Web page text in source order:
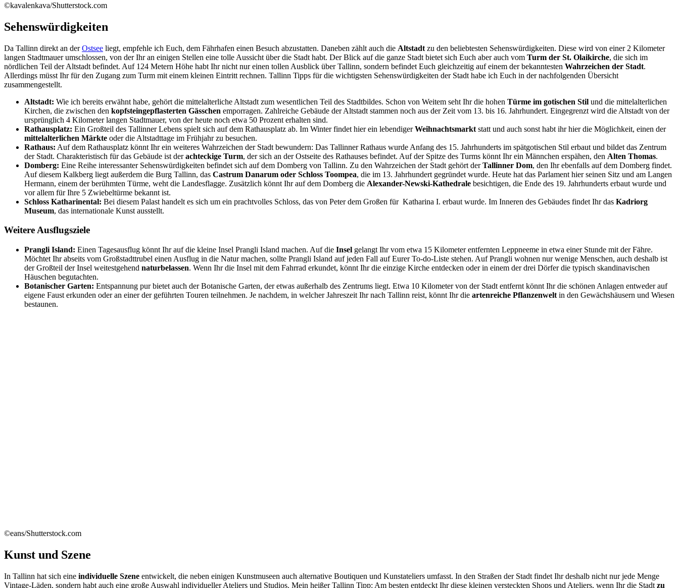
©kavalenkava/Shutterstock.com
Sehenswürdigkeiten
Da Tallinn direkt an derOstsee liegt, empfehle ich Euch, dem Fährhafen einen Besuch abzustatten. Daneben zählt auch die Altstadt zu den beliebtesten Sehenswürdigkeiten. Diese wird von einer 2 Kilometer
langen Stadtmauer umschlossen, von der Ihr an einigen Stellen eine tolle Aussicht über die Stadt habt. Der Blick auf die ganze Stadt bietet sich Euch aber auch vom Turm der St. Olaikirche, die sich im
nördlichen Teil der Altstadt befindet. Auf 124 Metern Höhe habt Ihr nicht nur einen tollen Ausblick über Tallinn, sondern befindet Euch gleichzeitig auf einem der bekanntesten Wahrzeichen der Stadt.
Allerdings müsst Ihr für den Zugang zum Turm mit einem kleinen Eintritt rechnen. Tallinn Tipps für die wichtigsten Sehenswürdigkeiten der Stadt habe ich Euch in der nachfolgenden Übersicht
zusammengestellt.
Altstadt: Wie ich bereits erwähnt habe, gehört die mittelalterliche Altstadt zum wesentlichen Teil des Stadtbildes. Schon von Weitem seht Ihr die hohen Türme im gotischen Stil und die mittelalterlichen
Kirchen, die zwischen den kopfsteingepflasterten Gässchen emporragen. Zahlreiche Gebäude der Altstadt stammen noch aus der Zeit vom 13. bis 16. Jahrhundert. Eingegrenzt wird die Altstadt von der
ursprünglich 4 Kilometer langen Stadtmauer, von der heute noch etwa 50 Prozent erhalten sind.
Rathausplatz: Ein Großteil des Tallinner Lebens spielt sich auf dem Rathausplatz ab. Im Winter findet hier ein lebendigerWeihnachtsmarkt statt und auch sonst habt ihr hier die Möglichkeit, einen der
mittelalterlichen Märkte oder die Altstadttage im Frühjahr zu besuchen.
Rathaus: Auf dem Rathausplatz könnt Ihr ein weiteres Wahrzeichen der Stadt bewundern: Das Tallinner Rathaus wurde Anfang des 15. Jahrhunderts im spätgotischen Stil erbaut und bildet das Zentrum
der Stadt. Charakteristisch für das Gebäude ist derachteckige Turm, der sich an der Ostseite des Rathauses befindet. Auf der Spitze des Turms könnt Ihr ein Männchen erspähen, den Alten Thomas.
Domberg: Eine Reihe interessanter Sehenswürdigkeiten befindet sich auf dem Domberg von Tallinn. Zu den Wahrzeichen der Stadt gehört derTallinner Dom, den Ihr ebenfalls auf dem Domberg findet.
Auf diesem Kalkberg liegt außerdem die Burg Tallinn, das Castrum Danarum oder Schloss Toompea, die im 13. Jahrhundert gegründet wurde. Heute hat das Parlament hier seinen Sitz und am Langen
Hermann, einem der berühmten Türme, weht die Landesflagge. Zusätzlich könnt Ihr auf dem Domberg die Alexander-Newski-Kathedrale besichtigen, die Ende des 19. Jahrhunderts erbaut wurde und
vor allem für Ihre 5 Zwiebeltürme bekannt ist.
Schloss Katharinental: Bei diesem Palast handelt es sich um ein prachtvolles Schloss, das von Peter dem Großen für Katharina I. erbaut wurde. Im Inneren des Gebäudes findet Ihr das Kadriorg
Museum, das internationale Kunst ausstellt.
Weitere Ausflugsziele
Prangli Island: Einen Tagesausflug könnt Ihr auf die kleine Insel Prangli Island machen. Auf die Insel gelangt Ihr vom etwa 15 Kilometer entfernten Leppneeme in etwa einer Stunde mit der Fähre.
Möchtet Ihr abseits vom Großstadttrubel einen Ausflug in die Natur machen, sollte Prangli Island auf jeden Fall auf Eurer To-do-Liste stehen. Auf Prangli wohnen nur wenige Menschen, auch deshalb ist
der Großteil der Insel weitestgehend naturbelassen. Wenn Ihr die Insel mit dem Fahrrad erkundet, könnt Ihr die einzige Kirche entdecken oder in einem der drei Dörfer die typisch skandinavischen
Häuschen begutachten.
Botanischer Garten: Entspannung pur bietet auch der Botanische Garten, der etwas außerhalb des Zentrums liegt. Etwa 10 Kilometer von der Stadt entfernt könnt Ihr die schönen Anlagen entweder auf
eigene Faust erkunden oder an einer der geführten Touren teilnehmen. Je nachdem, in welcher Jahreszeit Ihr nach Tallinn reist, könnt Ihr die artenreiche Pflanzenwelt in den Gewächshäusern und Wiesen
bestaunen.
©eans/Shutterstock.com
Kunst und Szene
In Tallinn hat sich eine individuelle Szene entwickelt, die neben einigen Kunstmuseen auch alternative Boutiquen und Kunstateliers umfasst. In den Straßen der Stadt findet Ihr deshalb nicht nur jede Menge
Vintage-Läden, sondern habt auch eine große Auswahl individueller Ateliers und Studios. Mein heißer Tallinn Tipp: Am besten entdeckt Ihr diese kleinen versteckten Shops und Ateliers, wenn Ihr die Stadt zu